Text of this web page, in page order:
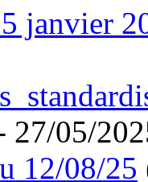
janvier
27/05/
12/08/25